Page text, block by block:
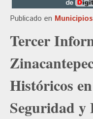
Publicado en Municipios
Tercer
Históricos
Seguridad y